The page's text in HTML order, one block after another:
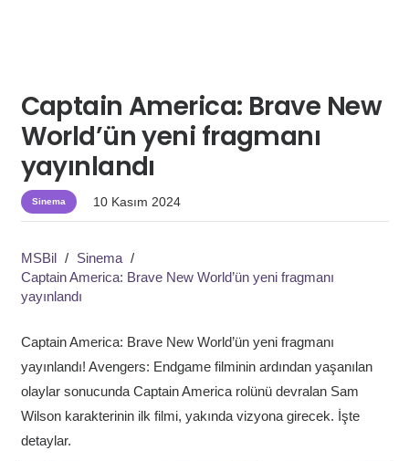
Captain America: Brave New
World’ün yeni fragmanı
yayınlandı
Sinema 10 Kasım 2024
MSBil / Sinema /
Captain America: Brave New World’ün yeni fragmanı
yayınlandı
Captain America: Brave New World’ün yeni fragmanı
yayınlandı! Avengers: Endgame filminin ardından yaşanılan
olaylar sonucunda Captain America rolünü devralan Sam
Wilson karakterinin ilk filmi, yakında vizyona girecek. İşte
detaylar.